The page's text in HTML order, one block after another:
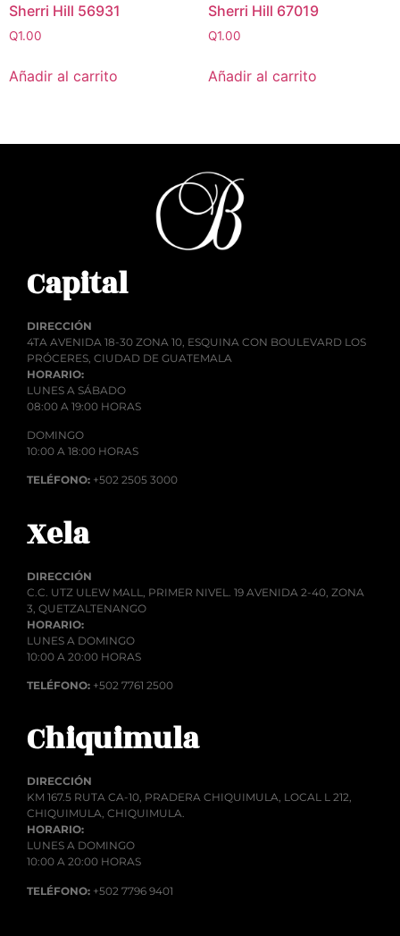
Sherri Hill 56931
Q1.00
Añadir al carrito
Sherri Hill 67019
Q1.00
Añadir al carrito
Capital
DIRECCIÓN
4TA AVENIDA 18-30 ZONA 10, ESQUINA CON BOULEVARD LOS
PRÓCERES, CIUDAD DE GUATEMALA
HORARIO:
LUNES A SÁBADO
08:00 A 19:00 HORAS
DOMINGO
10:00 A 18:00 HORAS
TELÉFONO: +502 2505 3000
Xela
DIRECCIÓN
C.C. UTZ ULEW MALL, PRIMER NIVEL. 19 AVENIDA 2-40, ZONA
3, QUETZALTENANGO
HORARIO:
LUNES A DOMINGO
10:00 A 20:00 HORAS
TELÉFONO: +502 7761 2500
Chiquimula
DIRECCIÓN
KM 167.5 RUTA CA-10, PRADERA CHIQUIMULA, LOCAL L 212,
CHIQUIMULA, CHIQUIMULA.
HORARIO:
LUNES A DOMINGO
10:00 A 20:00 HORAS
TELÉFONO: +502 7796 9401